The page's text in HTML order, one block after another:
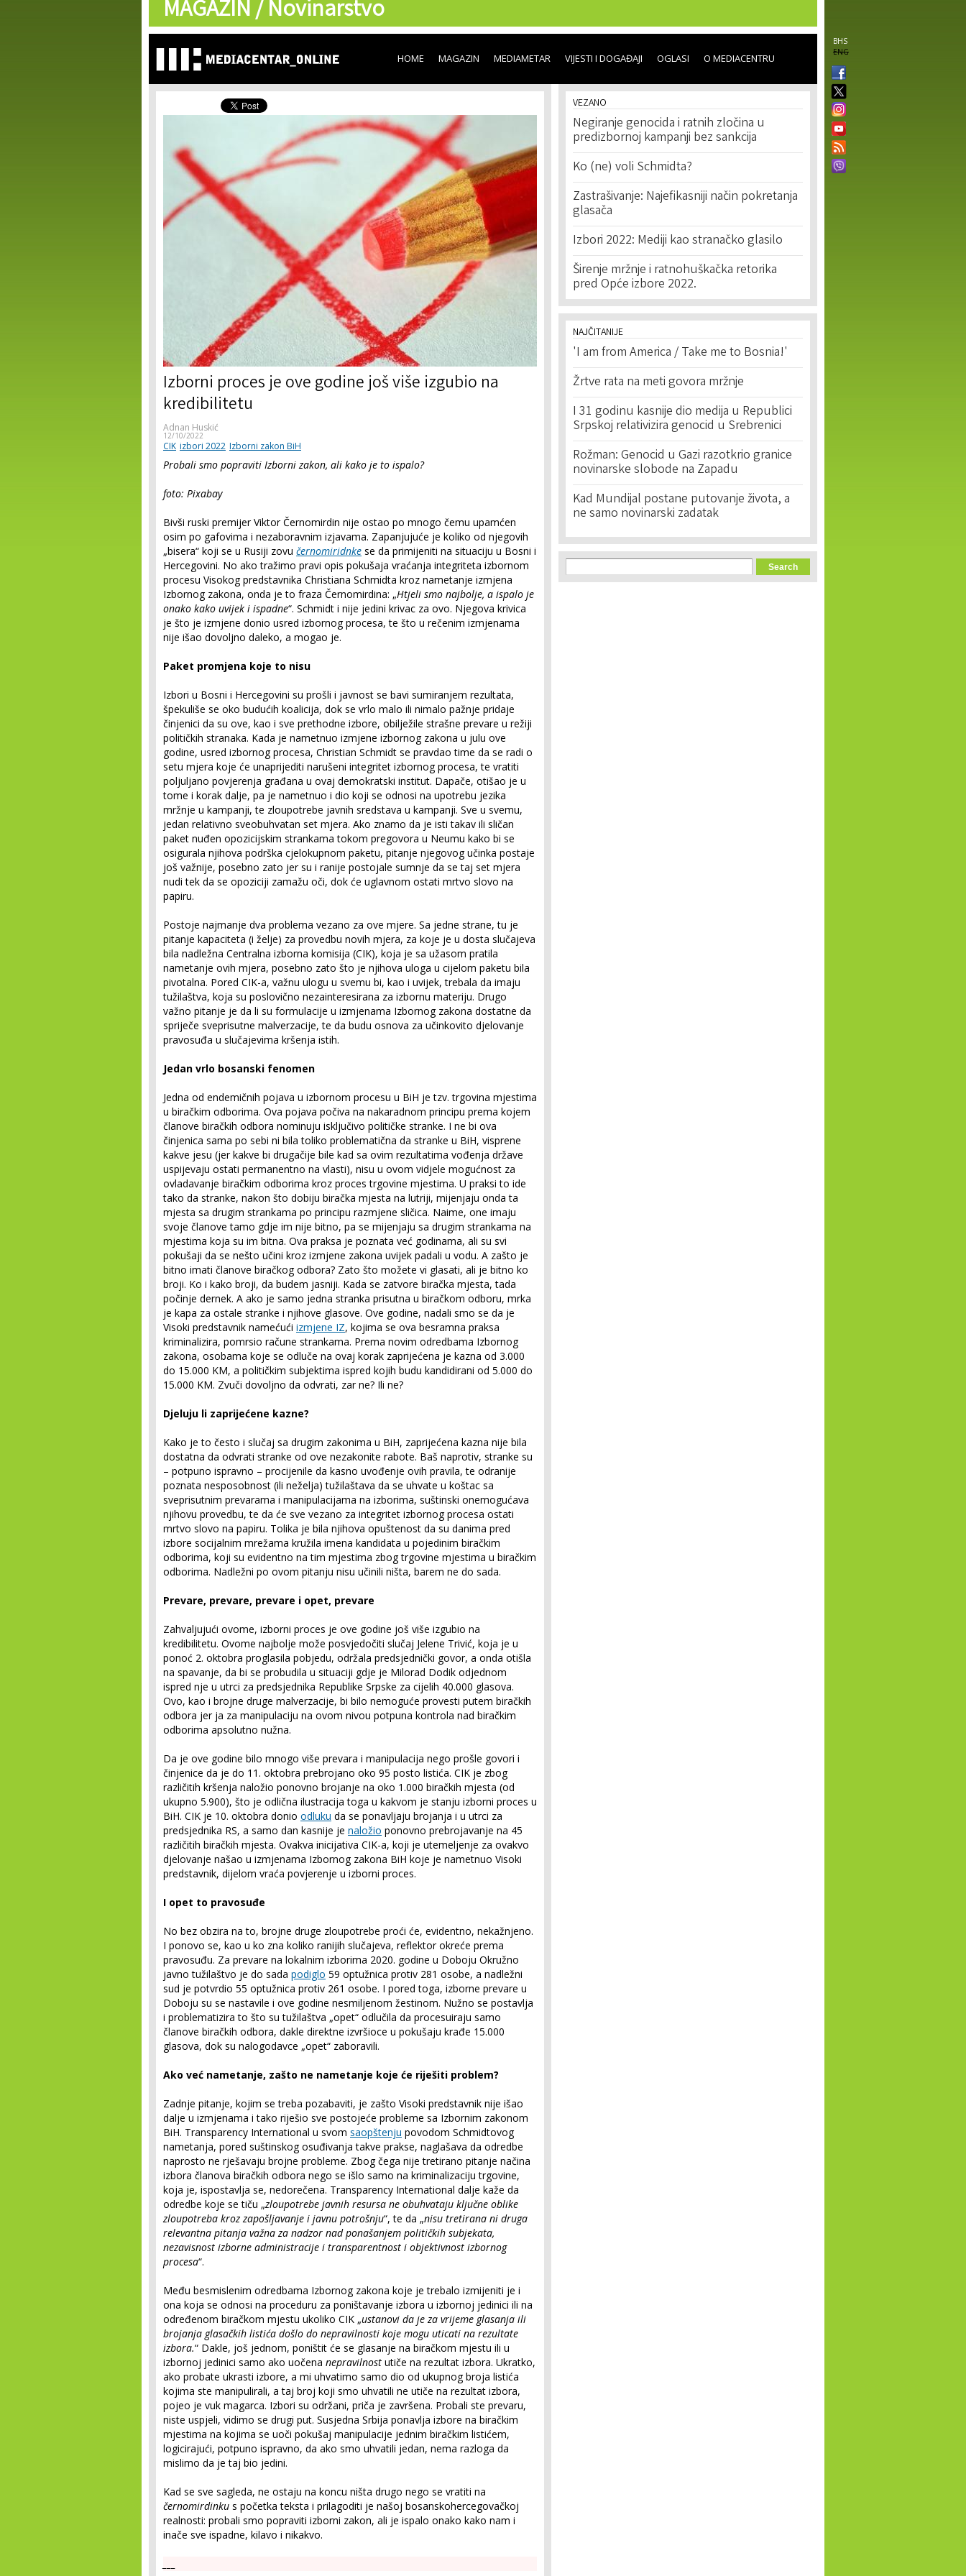
content
MAGAZIN /Novinarstvo
BHS
ENG
HOME MAGAZIN MEDIAMETAR VIJESTI I DOGAĐAJI OGLASI O MEDIACENTRU
Izborni proces je ove godine još više izgubio na
kredibilitetu
Adnan Huskić
12/10/2022
CIK izbori 2022 Izborni zakon BiH
Probali smo popraviti Izborni zakon, ali kako je to ispalo?
foto: Pixabay
Bivši ruski premijer Viktor Černomirdin nije ostao po mnogo čemu upamćen
osim po gafovima i nezaboravnim izjavama. Zapanjujuće je koliko od njegovih
„bisera“ koji se u Rusiji zovu černomiridnke se da primijeniti na situaciju u Bosni i
Hercegovini. No ako tražimo pravi opis pokušaja vraćanja integriteta izbornom
procesu Visokog predstavnika Christiana Schmidta kroz nametanje izmjena
Izbornog zakona, onda je to fraza Černomirdina: „Htjeli smo najbolje, a ispalo je
onako kako uvijek i ispadne“. Schmidt i nije jedini krivac za ovo. Njegova krivica
je što je izmjene donio usred izbornog procesa, te što u rečenim izmjenama
nije išao dovoljno daleko, a mogao je.
Paket promjena koje to nisu
Izbori u Bosni i Hercegovini su prošli i javnost se bavi sumiranjem rezultata,
špekuliše se oko budućih koalicija, dok se vrlo malo ili nimalo pažnje pridaje
činjenici da su ove, kao i sve prethodne izbore, obilježile strašne prevare u režiji
političkih stranaka. Kada je nametnuo izmjene izbornog zakona u julu ove
godine, usred izbornog procesa, Christian Schmidt se pravdao time da se radi o
setu mjera koje će unaprijediti narušeni integritet izbornog procesa, te vratiti
poljuljano povjerenja građana u ovaj demokratski institut. Dapače, otišao je u
tome i korak dalje, pa je nametnuo i dio koji se odnosi na upotrebu jezika
mržnje u kampanji, te zloupotrebe javnih sredstava u kampanji. Sve u svemu,
jedan relativno sveobuhvatan set mjera. Ako znamo da je isti takav ili sličan
paket nuđen opozicijskim strankama tokom pregovora u Neumu kako bi se
osigurala njihova podrška cjelokupnom paketu, pitanje njegovog učinka postaje
još važnije, posebno zato jer su i ranije postojale sumnje da se taj set mjera
nudi tek da se opoziciji zamažu oči, dok će uglavnom ostati mrtvo slovo na
papiru.
Postoje najmanje dva problema vezano za ove mjere. Sa jedne strane, tu je
pitanje kapaciteta (i želje) za provedbu novih mjera, za koje je u dosta slučajeva
bila nadležna Centralna izborna komisija (CIK), koja je sa užasom pratila
nametanje ovih mjera, posebno zato što je njihova uloga u cijelom paketu bila
pivotalna. Pored CIK-a, važnu ulogu u svemu bi, kao i uvijek, trebala da imaju
tužilaštva, koja su poslovično nezainteresirana za izbornu materiju. Drugo
važno pitanje je da li su formulacije u izmjenama Izbornog zakona dostatne da
spriječe sveprisutne malverzacije, te da budu osnova za učinkovito djelovanje
pravosuđa u slučajevima kršenja istih.
Jedan vrlo bosanski fenomen
Jedna od endemičnih pojava u izbornom procesu u BiH je tzv. trgovina mjestima
u biračkim odborima. Ova pojava počiva na nakaradnom principu prema kojem
članove biračkih odbora nominuju isključivo političke stranke. I ne bi ova
činjenica sama po sebi ni bila toliko problematična da stranke u BiH, visprene
kakve jesu (jer kakve bi drugačije bile kad sa ovim rezultatima vođenja države
uspijevaju ostati permanentno na vlasti), nisu u ovom vidjele mogućnost za
ovladavanje biračkim odborima kroz proces trgovine mjestima. U praksi to ide
tako da stranke, nakon što dobiju biračka mjesta na lutriji, mijenjaju onda ta
mjesta sa drugim strankama po principu razmjene sličica. Naime, one imaju
svoje članove tamo gdje im nije bitno, pa se mijenjaju sa drugim strankama na
mjestima koja su im bitna. Ova praksa je poznata već godinama, ali su svi
pokušaji da se nešto učini kroz izmjene zakona uvijek padali u vodu. A zašto je
bitno imati članove biračkog odbora? Zato što možete vi glasati, ali je bitno ko
broji. Ko i kako broji, da budem jasniji. Kada se zatvore biračka mjesta, tada
počinje dernek. A ako je samo jedna stranka prisutna u biračkom odboru, mrka
je kapa za ostale stranke i njihove glasove. Ove godine, nadali smo se da je
Visoki predstavnik namećući izmjene IZ, kojima se ova besramna praksa
kriminalizira, pomrsio račune strankama. Prema novim odredbama Izbornog
zakona, osobama koje se odluče na ovaj korak zaprijećena je kazna od 3.000
do 15.000 KM, a političkim subjektima ispred kojih budu kandidirani od 5.000 do
15.000 KM. Zvuči dovoljno da odvrati, zar ne? Ili ne?
Djeluju li zaprijećene kazne?
Kako je to često i slučaj sa drugim zakonima u BiH, zaprijećena kazna nije bila
dostatna da odvrati stranke od ove nezakonite rabote. Baš naprotiv, stranke su
– potpuno ispravno – procijenile da kasno uvođenje ovih pravila, te odranije
poznata nesposobnost (ili neželja) tužilaštava da se uhvate u koštac sa
sveprisutnim prevarama i manipulacijama na izborima, suštinski onemogućava
njihovu provedbu, te da će sve vezano za integritet izbornog procesa ostati
mrtvo slovo na papiru. Tolika je bila njihova opuštenost da su danima pred
izbore socijalnim mrežama kružila imena kandidata u pojedinim biračkim
odborima, koji su evidentno na tim mjestima zbog trgovine mjestima u biračkim
odborima. Nadležni po ovom pitanju nisu učinili ništa, barem ne do sada.
Prevare, prevare, prevare i opet, prevare
Zahvaljujući ovome, izborni proces je ove godine još više izgubio na
kredibilitetu. Ovome najbolje može posvjedočiti slučaj Jelene Trivić, koja je u
ponoć 2. oktobra proglasila pobjedu, održala predsjednički govor, a onda otišla
na spavanje, da bi se probudila u situaciji gdje je Milorad Dodik odjednom
ispred nje u utrci za predsjednika Republike Srpske za cijelih 40.000 glasova.
Ovo, kao i brojne druge malverzacije, bi bilo nemoguće provesti putem biračkih
odbora jer ja za manipulaciju na ovom nivou potpuna kontrola nad biračkim
odborima apsolutno nužna.
Da je ove godine bilo mnogo više prevara i manipulacija nego prošle govori i
činjenice da je do 11. oktobra prebrojano oko 95 posto listića. CIK je zbog
različitih kršenja naložio ponovno brojanje na oko 1.000 biračkih mjesta (od
ukupno 5.900), što je odlična ilustracija toga u kakvom je stanju izborni proces u
BiH. CIK je 10. oktobra donio odluku da se ponavljaju brojanja i u utrci za
predsjednika RS, a samo dan kasnije je naložio ponovno prebrojavanje na 45
različitih biračkih mjesta. Ovakva inicijativa CIK-a, koji je utemeljenje za ovakvo
djelovanje našao u izmjenama Izbornog zakona BiH koje je nametnuo Visoki
predstavnik, dijelom vraća povjerenje u izborni proces.
I opet to pravosuđe
No bez obzira na to, brojne druge zloupotrebe proći će, evidentno, nekažnjeno.
I ponovo se, kao u ko zna koliko ranijih slučajeva, reflektor okreće prema
pravosuđu. Za prevare na lokalnim izborima 2020. godine u Doboju Okružno
javno tužilaštvo je do sada podiglo 59 optužnica protiv 281 osobe, a nadležni
sud je potvrdio 55 optužnica protiv 261 osobe. I pored toga, izborne prevare u
Doboju su se nastavile i ove godine nesmiljenom žestinom. Nužno se postavlja
i problematizira to što su tužilaštva „opet“ odlučila da procesuiraju samo
članove biračkih odbora, dakle direktne izvršioce u pokušaju krađe 15.000
glasova, dok su nalogodavce „opet“ zaboravili.
Ako već nametanje, zašto ne nametanje koje će riješiti problem?
Zadnje pitanje, kojim se treba pozabaviti, je zašto Visoki predstavnik nije išao
dalje u izmjenama i tako riješio sve postojeće probleme sa Izbornim zakonom
BiH. Transparency International u svom saopštenju povodom Schmidtovog
nametanja, pored suštinskog osuđivanja takve prakse, naglašava da odredbe
naprosto ne rješavaju brojne probleme. Zbog čega nije tretirano pitanje načina
izbora članova biračkih odbora nego se išlo samo na kriminalizaciju trgovine,
koja je, ispostavlja se, nedorečena. Transparency International dalje kaže da
odredbe koje se tiču „zloupotrebe javnih resursa ne obuhvataju ključne oblike
zloupotreba kroz zapošljavanje i javnu potrošnju“, te da „nisu tretirana ni druga
relevantna pitanja važna za nadzor nad ponašanjem političkih subjekata,
nezavisnost izborne administracije i transparentnost i objektivnost izbornog
procesa“.
Među besmislenim odredbama Izbornog zakona koje je trebalo izmijeniti je i
ona koja se odnosi na proceduru za poništavanje izbora u izbornoj jedinici ili na
određenom biračkom mjestu ukoliko CIK „ustanovi da je za vrijeme glasanja ili
brojanja glasačkih listića došlo do nepravilnosti koje mogu uticati na rezultate
izbora.“ Dakle, još jednom, poništit će se glasanje na biračkom mjestu ili u
izbornoj jedinici samo ako uočena nepravilnost utiče na rezultat izbora. Ukratko,
ako probate ukrasti izbore, a mi uhvatimo samo dio od ukupnog broja listića
kojima ste manipulirali, a taj broj koji smo uhvatili ne utiče na rezultat izbora,
pojeo je vuk magarca. Izbori su održani, priča je završena. Probali ste prevaru,
niste uspjeli, vidimo se drugi put. Susjedna Srbija ponavlja izbore na biračkim
mjestima na kojima se uoči pokušaj manipulacije jednim biračkim listićem,
logicirajući, potpuno ispravno, da ako smo uhvatili jedan, nema razloga da
mislimo da je taj bio jedini.
Kad se sve sagleda, ne ostaju na koncu ništa drugo nego se vratiti na
černomirdinku s početka teksta i prilagoditi je našoj bosanskohercegovačkoj
realnosti: probali smo popraviti izborni zakon, ali je ispalo onako kako nam i
inače sve ispadne, kilavo i nikakvo.
VEZANO
Negiranje genocida i ratnih zločina u
predizbornoj kampanji bez sankcija
Ko (ne) voli Schmidta?
Zastrašivanje: Najefikasniji način pokretanja
glasača
Izbori 2022: Mediji kao stranačko glasilo
Širenje mržnje i ratnohuškačka retorika
pred Opće izbore 2022.
NAJČITANIJE
'I am from America / Take me to Bosnia!'
Žrtve rata na meti govora mržnje
I 31 godinu kasnije dio medija u Republici
Srpskoj relativizira genocid u Srebrenici
Rožman: Genocid u Gazi razotkrio granice
novinarske slobode na Zapadu
Kad Mundijal postane putovanje života, a
ne samo novinarski zadatak
Search form
Search